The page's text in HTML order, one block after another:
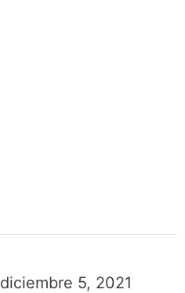
diciembre 5, 2021